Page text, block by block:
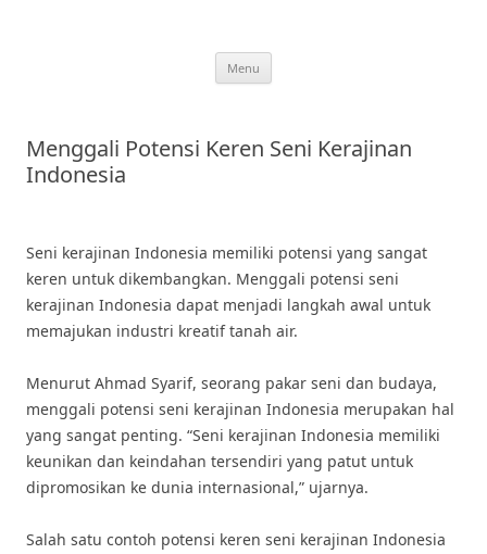
Menu
Menggali Potensi Keren Seni Kerajinan
Indonesia
Seni kerajinan Indonesia memiliki potensi yang sangat
keren untuk dikembangkan. Menggali potensi seni
kerajinan Indonesia dapat menjadi langkah awal untuk
memajukan industri kreatif tanah air.
Menurut Ahmad Syarif, seorang pakar seni dan budaya,
menggali potensi seni kerajinan Indonesia merupakan hal
yang sangat penting. “Seni kerajinan Indonesia memiliki
keunikan dan keindahan tersendiri yang patut untuk
dipromosikan ke dunia internasional,” ujarnya.
Salah satu contoh potensi keren seni kerajinan Indonesia